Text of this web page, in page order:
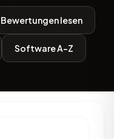
Bewertungen lesen
Software A-Z